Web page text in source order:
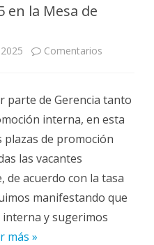
en la Mesa de
Comentarios
parte de Gerencia tanto
interna, en esta
plazas de promoción
las vacantes
acuerdo con la tasa
manifestando que
y sugerimos
más »